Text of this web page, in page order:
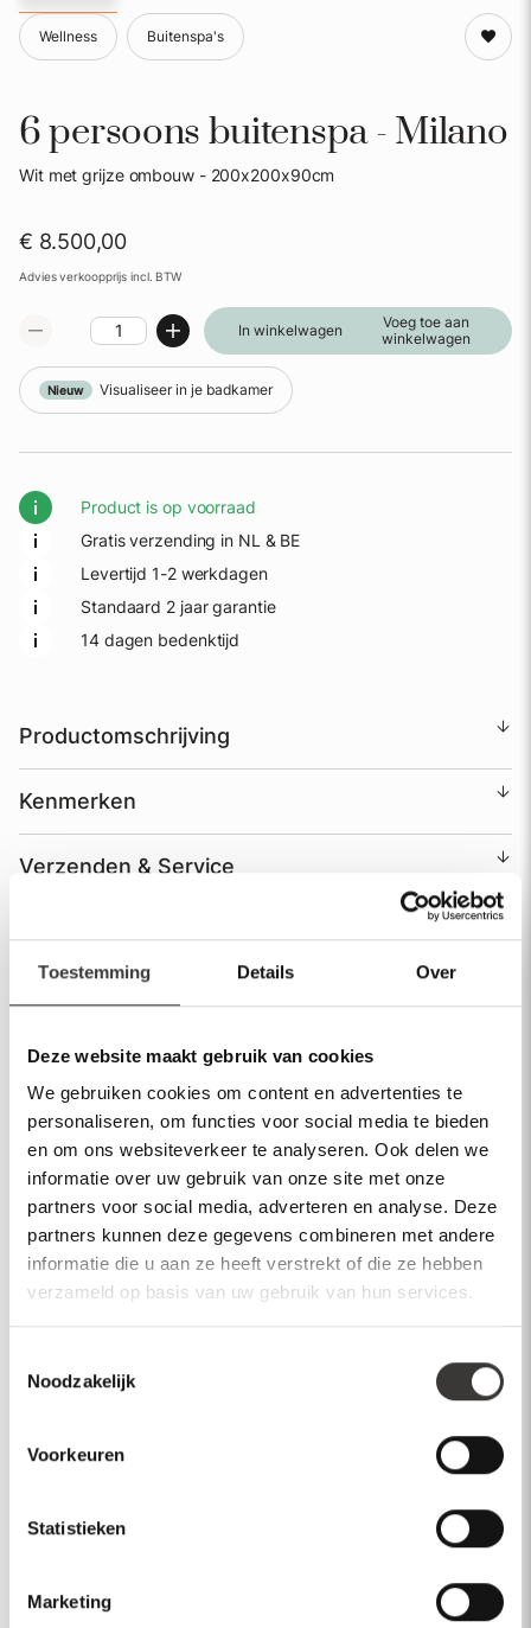
Toestemming Details Over
Deze website maakt gebruik van cookies
We gebruiken cookies om content en advertenties te
personaliseren, om functies voor social media te bieden
en om ons websiteverkeer te analyseren. Ook delen we
informatie over uw gebruik van onze site met onze
partners voor social media, adverteren en analyse. Deze
partners kunnen deze gegevens combineren met andere
informatie die u aan ze heeft verstrekt of die ze hebben
verzameld op basis van uw gebruik van hun services.
Noodzakelijk
Voorkeuren
Statistieken
Marketing
Wellness Buitenspa's
6 persoons buitenspa - Milano
Wit met grijze ombouw - 200x200x90cm
€ 8.500,00
Advies verkoopprijs incl. BTW
In winkelwagen
Voeg toe aan
winkelwagen
Nieuw Visualiseer in je badkamer
Product is op voorraad
Gratis verzending in NL & BE
Levertijd 1-2 werkdagen
Standaard 2 jaar garantie
14 dagen bedenktijd
Productomschrijving
Kenmerken
Verzenden & Service
Heeft u vragen over dit product?
Bekijk ook
5 persoons buitenspa -